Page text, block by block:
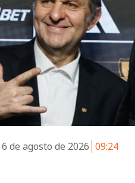
6 de agosto de 2026 09:24